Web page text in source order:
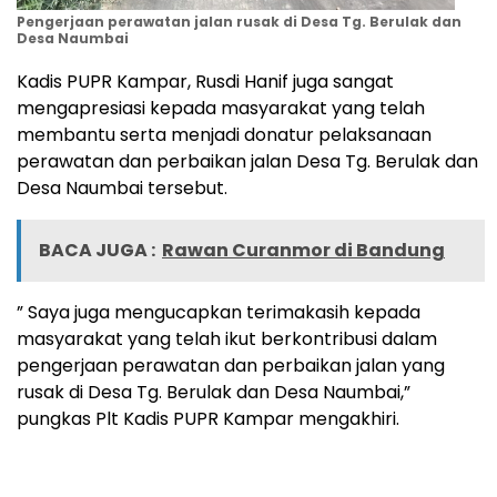
Pengerjaan perawatan jalan rusak di Desa Tg. Berulak dan
Desa Naumbai
Kadis PUPR Kampar, Rusdi Hanif juga sangat
mengapresiasi kepada masyarakat yang telah
membantu serta menjadi donatur pelaksanaan
perawatan dan perbaikan jalan Desa Tg. Berulak dan
Desa Naumbai tersebut.
BACA JUGA : Rawan Curanmor di Bandung
” Saya juga mengucapkan terimakasih kepada
masyarakat yang telah ikut berkontribusi dalam
pengerjaan perawatan dan perbaikan jalan yang
rusak di Desa Tg. Berulak dan Desa Naumbai,”
pungkas Plt Kadis PUPR Kampar mengakhiri.